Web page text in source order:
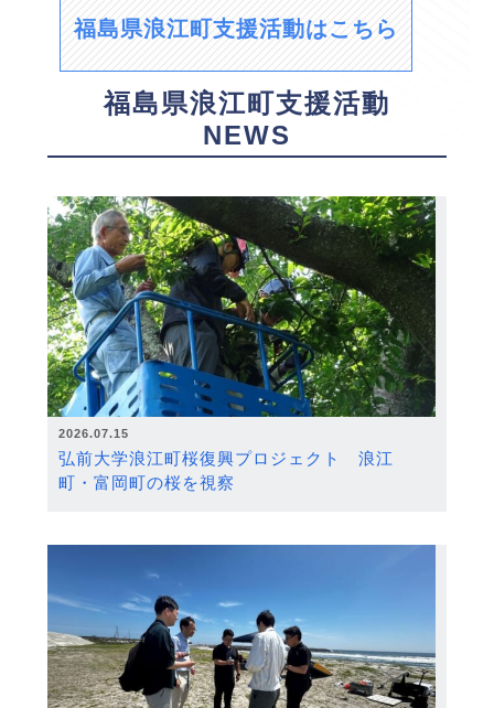
福島県浪江町支援活動はこちら
福島県浪江町支援活動
NEWS
2026.07.15
弘前大学浪江町桜復興プロジェクト 浪江
町・富岡町の桜を視察